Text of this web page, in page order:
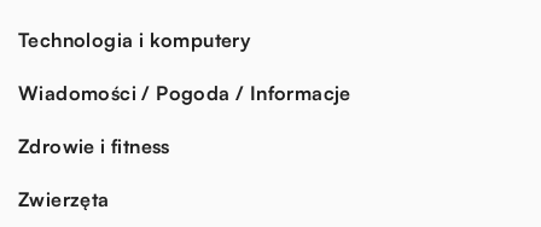
Technologia i komputery
Wiadomości / Pogoda / Informacje
Zdrowie i fitness
Zwierzęta